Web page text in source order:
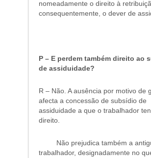
nomeadamente o direito à
consequentemente, o dever de
P – E perdem também direito ao
de assiduidade?
R – Não. A ausência por motivo de
afecta a concessão de subsídio de
assiduidade a que o trabalhador
direito.
Não prejudica também a
trabalhador, designadamente no